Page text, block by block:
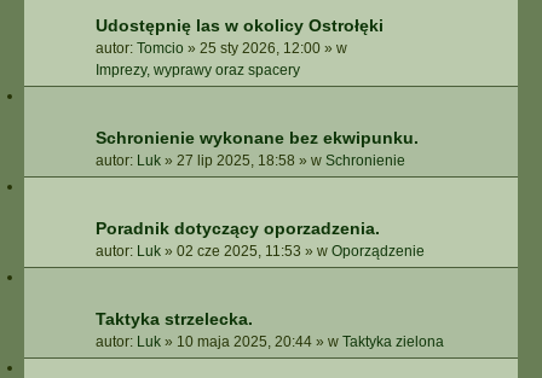
O
E
Udostępnię las w okolicy Ostrołęki
autor: Tomcio » 25 sty 2026, 12:00 » w
Imprezy, wyprawy oraz spacery
Schronienie wykonane bez ekwipunku.
autor: Luk » 27 lip 2025, 18:58 » w Schronienie
Poradnik dotyczący oporzadzenia.
autor: Luk » 02 cze 2025, 11:53 » w Oporządzenie
Taktyka strzelecka.
autor: Luk » 10 maja 2025, 20:44 » w Taktyka zielona